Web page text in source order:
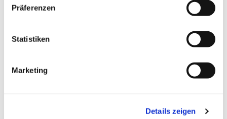
Präferenzen
Statistiken
Marketing
Details zeigen